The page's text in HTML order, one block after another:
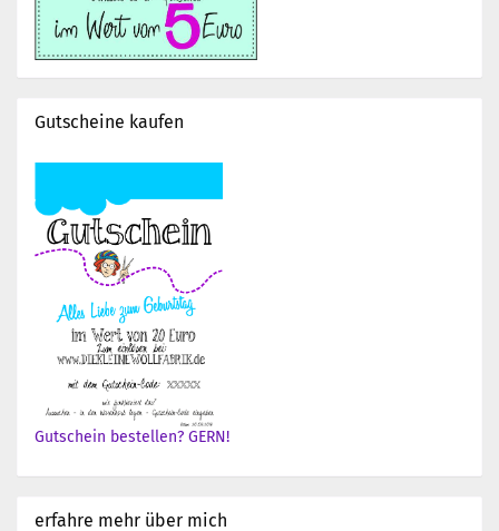
Gutscheine kaufen
Gutschein bestellen? GERN!
erfahre mehr über mich